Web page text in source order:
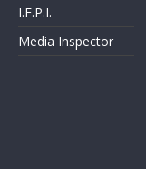
I.F.P.I.
Media Inspector